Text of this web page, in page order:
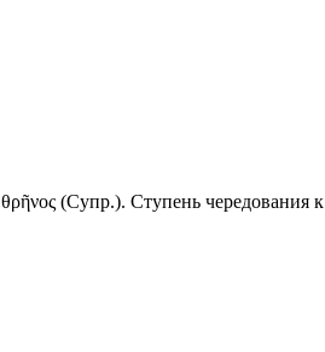
θρῆνος (Супр.). Ступень чередования к